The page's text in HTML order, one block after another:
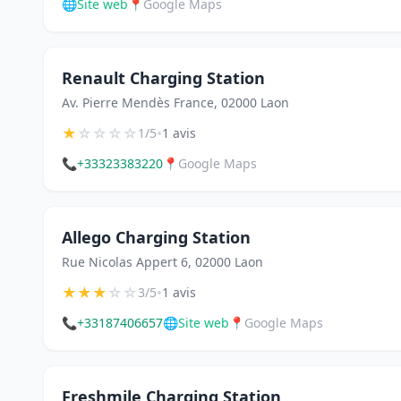
🌐Site web 📍 Google Maps
Renault Charging Station
Av. Pierre Mendès France, 02000 Laon
★☆☆☆☆1/5•1 avis
📞+33323383220 📍 Google Maps
Allego Charging Station
Rue Nicolas Appert 6, 02000 Laon
★★★☆☆3/5•1 avis
📞+33187406657🌐Site web 📍 Google Maps